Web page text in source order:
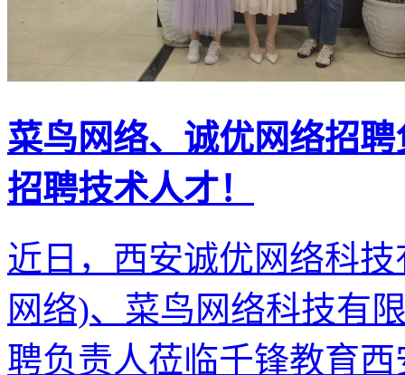
菜鸟网络、诚优网络招
招聘技术人才！
近日，西安诚优网络科
网络)、菜鸟网络科技有
聘负责人莅临千锋教育